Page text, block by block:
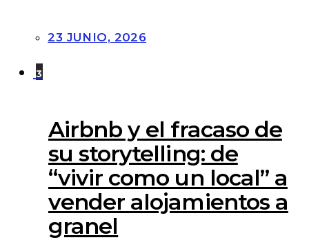
23 JUNIO, 2026
3
Airbnb y el fracaso de
su storytelling: de
“vivir como un local” a
vender alojamientos a
granel